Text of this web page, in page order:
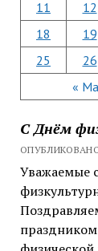
«
11
12
18
19
25
26
С Днём
ОПУБЛИКОВАНО
Уважаемые